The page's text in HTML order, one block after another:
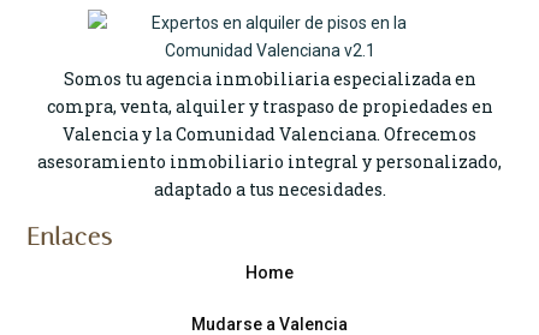
Somos tu agencia inmobiliaria especializada en
compra, venta, alquiler y traspaso de propiedades en
Valencia y la Comunidad Valenciana. Ofrecemos
asesoramiento inmobiliario integral y personalizado,
adaptado a tus necesidades.
Enlaces
Home
Mudarse a Valencia